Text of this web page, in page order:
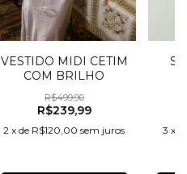
VESTIDO MIDI CETIM
COM BRILHO
R$499,90
R$239,99
2 xde R$120,00 sem juros 3 x